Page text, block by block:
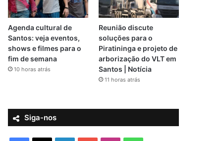
Agenda cultural de
Santos: veja eventos,
shows e filmes para o
fim de semana
10 horas atrás
Reunião discute
soluções para o
Piratininga e projeto de
arborização do VLT em
Santos | Notícia
11 horas atrás
Siga-nos